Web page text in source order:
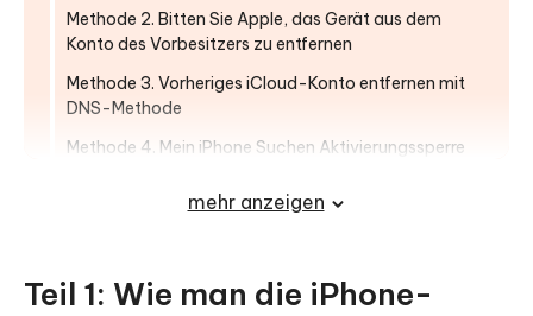
Methode 2. Bitten Sie Apple, das Gerät aus dem
Konto des Vorbesitzers zu entfernen
Methode 3. Vorheriges iCloud-Konto entfernen mit
DNS-Methode
Methode 4. Mein iPhone Suchen Aktivierungssperre
Ein weiterer Tipp: Das beste iPhone
mehr anzeigen
Teil 1: Wie man die iPhone-